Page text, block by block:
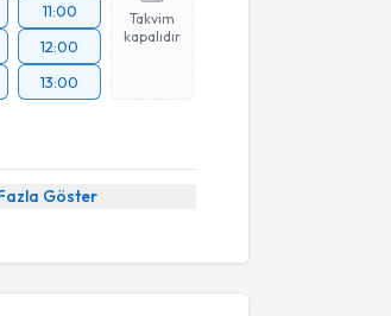
11:00
12:00
13:00
Takvim
kapalıdır
Göster